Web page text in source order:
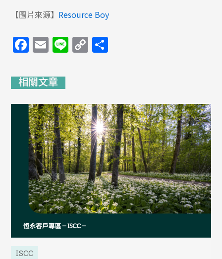
【圖片來源】 Resource Boy
Facebook
Email
LineCopy
相關文章
ISCC